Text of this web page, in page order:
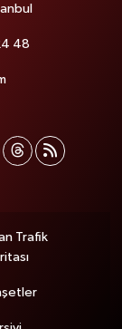
48
Trafik